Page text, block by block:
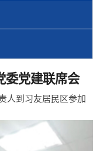
委党建联席会
到习友居民区参加